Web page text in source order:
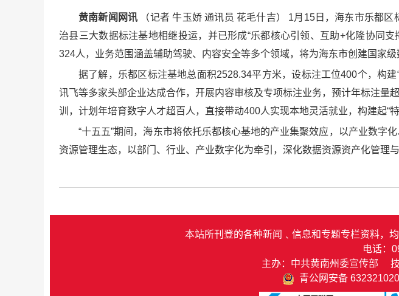
黄南新闻网讯 （记者 牛玉娇 通讯员 花毛什吉） 1月15日，海东市乐都
治县三大数据标注基地相继投运，并已形成“乐都核心引领、互助+化隆协同
324人，业务范围涵盖辅助驾驶、内容安全等多个领域，将为海东市创建国家级
据了解，乐都区标注基地总面积2528.34平方米，设标注工位400个，
讯飞等多家头部企业达成合作，开展内容审核及专项标注业务，预计年标注量
训，计划年培育数字人才超百人，直接带动400人实现本地灵活就业，构建起“
“十五五”期间，海东市将依托乐都核心基地的产业集聚效应，以产业数
资源管理生态，以部门、行业、产业数字化为牵引，深化数据资源资产化管理
本站所刊登的各种新闻﹑信息和专题专栏资料，
电话：
主办：中共黄南州委宣传部
青公网安备